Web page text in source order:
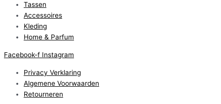
Tassen
Accessoires
Kleding
Home & Parfum
Facebook-f Instagram
Privacy Verklaring
Algemene Voorwaarden
Retourneren